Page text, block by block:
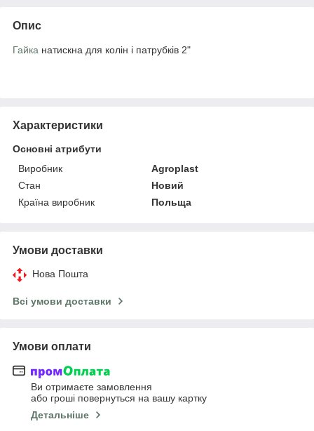
Опис
Гайка натискна для колін і патрубків 2"
Характеристики
Основні атрибути
Виробник
Agroplast
Стан
Новий
Країна виробник
Польща
Умови доставки
Нова Пошта
Всі умови доставки
Умови оплати
Ви отримаєте замовлення
або гроші повернуться на вашу картку
Детальніше